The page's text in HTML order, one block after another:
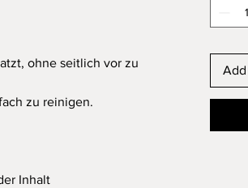
ohne seitlich vor zu
zu reinigen.
Inhalt